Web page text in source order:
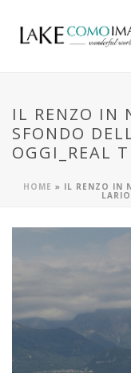
IL RENZO IN
SFONDO
OGGI_REAL
HOME » IL RENZO IN